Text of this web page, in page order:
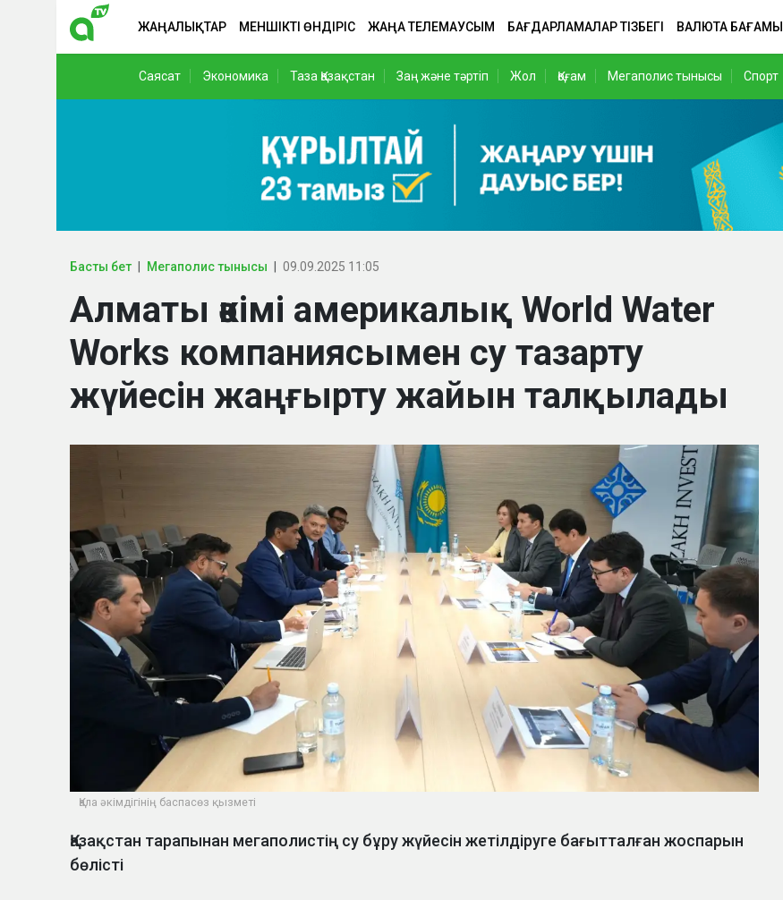
ЖАҢАЛЫҚТАР МЕНШІКТІ ӨНДІРІС ЖАҢА ТЕЛЕМАУСЫМ БАҒДАРЛАМАЛАР ТІЗБЕГІ ВАЛЮТА БАҒАМЫ
Саясат Экономика Таза Қазақстан Заң және тәртіп Жол Қоғам Мегаполис тынысы Спорт
Басты бет Мегаполис тынысы 09.09.2025 11:05
Алматы әкімі америкалық World Water
Works компаниясымен су тазарту
жүйесін жаңғырту жайын талқылады
Қала әкімдігінің баспасөз қызметі
Қазақстан тарапынан мегаполистің су бұру жүйесін жетілдіруге бағытталған жоспарын
бөлісті